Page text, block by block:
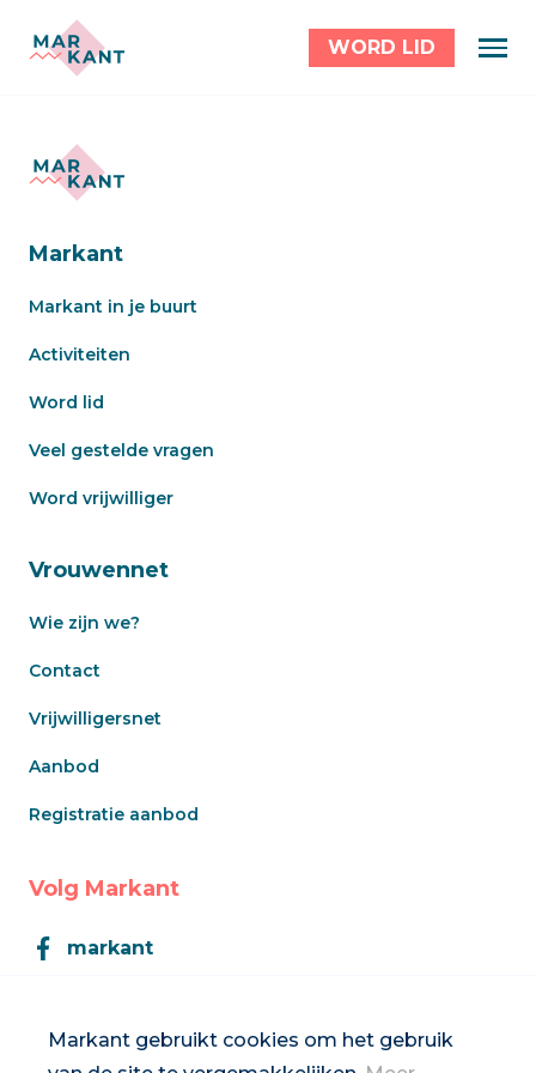
Markant gebruikt cookies om het gebruik
WORD LID
Markant
Markant in je buurt
Activiteiten
Word lid
Veel gestelde vragen
Word vrijwilliger
Vrouwennet
Wie zijn we?
Contact
Vrijwilligersnet
Aanbod
Registratie aanbod
Volg Markant
markant